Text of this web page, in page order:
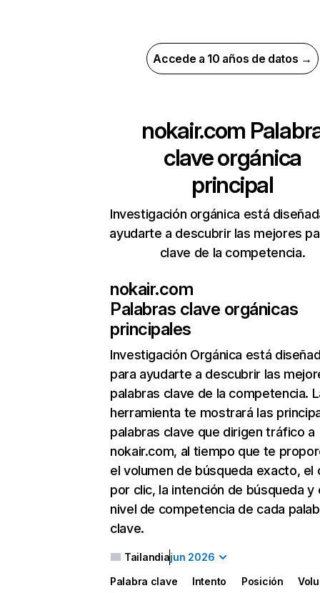
Accede a 10 años de datos →
nokair.com
clave orgánica
principal
Investigación orgánica está
ayudarte a descubrir las mejores
clave de la competencia.
nokair.com
Palabras clave orgánicas
principales
Investigación Orgánica está
para ayudarte a descubrir las
palabras clave de la competencia.
herramienta te mostrará las
palabras clave que dirigen tráfico a
nokair.com, al tiempo que te
el volumen de búsqueda exacto, el
por clic, la intención de búsqueda y
nivel de competencia de cada
clave.
Tailandiajun 2026
Palabra clave Intento Posición